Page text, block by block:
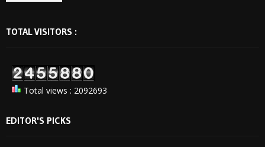
TOTAL VISITORS :
Total views : 2092693
EDITOR'S PICKS